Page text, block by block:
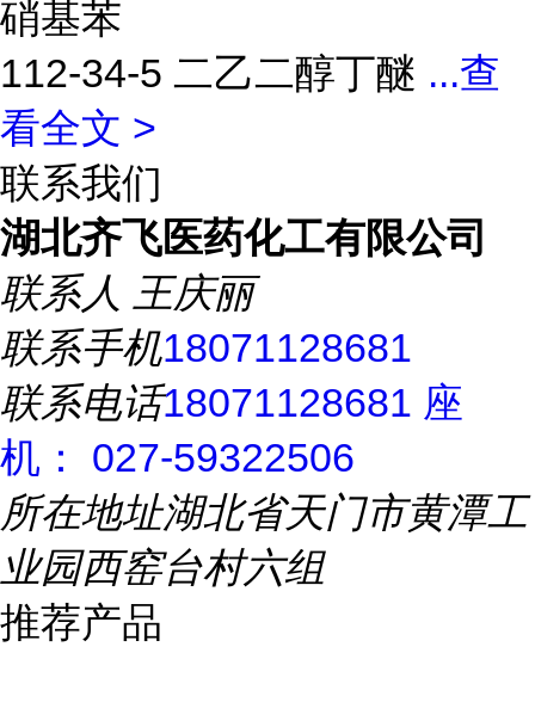
硝基苯
112-34-5 二乙二醇丁醚 ...查
看全文 >
联系我们
湖北齐飞医药化工有限公司
联系人 王庆丽
联系手机18071128681
联系电话18071128681 座
机： 027-59322506
所在地址湖北省天门市黄潭工
业园西窑台村六组
推荐产品